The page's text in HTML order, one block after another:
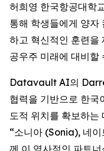
허희영 한국항공대학
통해 학생들에게 양자
하고 혁신적인 훈련을
공우주 미래에 대비할
Datavault AI의
협력을 기반으로 한국
도적 위치를 확보하는
“소니아 (Sonia), 네